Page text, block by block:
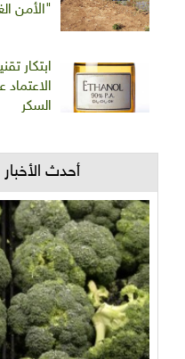
"الأمن
ابتكار
السكر
أحدث الأخبار